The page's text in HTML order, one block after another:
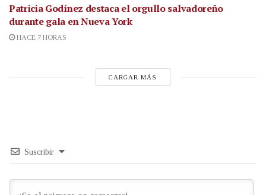
Patricia Godínez destaca el orgullo salvadoreño
durante gala en Nueva York
HACE 7 HORAS
CARGAR MÁS
Suscribir